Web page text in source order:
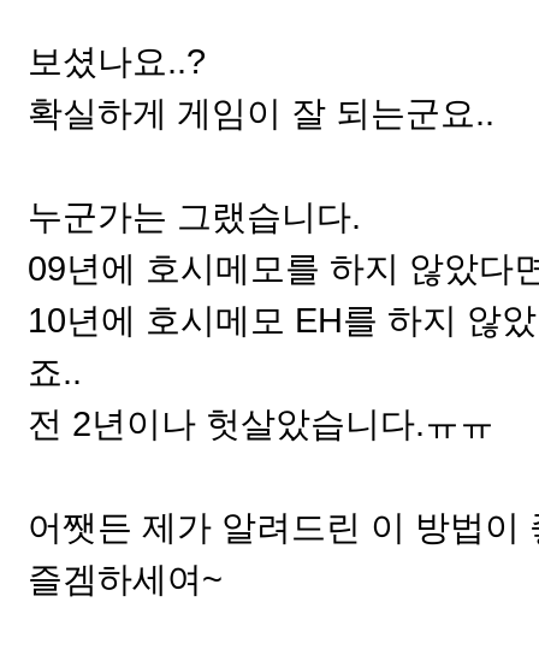
보셨나요..?
확실하게 게임이 잘 되는군요..
누군가는 그랬습니다.
09년에 호시메모를 하지 않았다
10년에 호시메모 EH를 하지 않
죠..
전 2년이나 헛살았습니다.ㅠㅠ
어쨋든 제가 알려드린 이 방법
즐겜하세여~